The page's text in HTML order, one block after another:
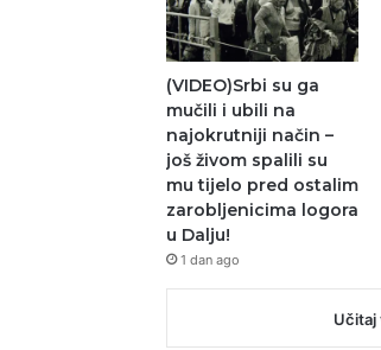
(VIDEO)Srbi su ga
mučili i ubili na
najokrutniji način –
još živom spalili su
mu tijelo pred ostalim
zarobljenicima logora
u Dalju!
1 dan ago
Učitaj